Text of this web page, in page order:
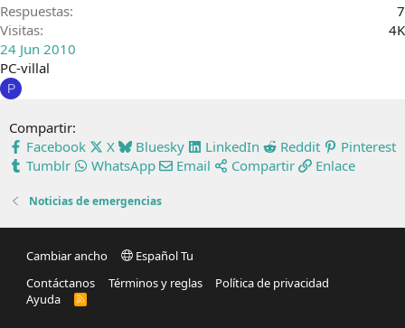
Respuestas
7
Visitas
4K
24 Jun 2010
PC-villal
P
Compartir:
Facebook
X Bluesky LinkedIn Reddit
Pinterest
Tumblr
WhatsApp Email Compartir Enlace
Noticias de emergencias
Cambiar ancho
Español Tu
Contáctanos
Términos y reglas
Política de privacidad
Ayuda
R
S